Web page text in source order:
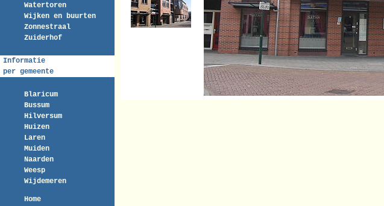
Watertoren
Wijken en buurten
Zonnestraal
Zuiderhof
Informatie
per gemeente
Blaricum
Bussum
Hilversum
Huizen
Laren
Muiden
Naarden
Weesp
Wijdemeren
Home